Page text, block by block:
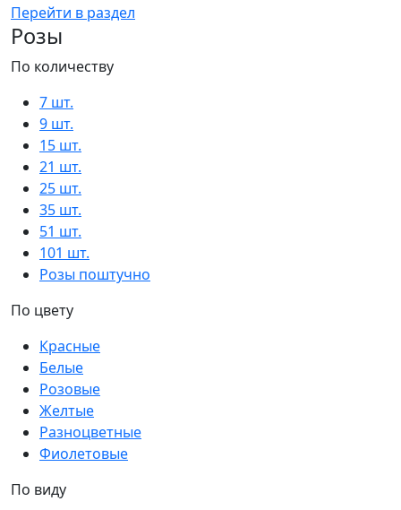
Перейти в раздел
Розы
По количеству
7 шт.
9 шт.
15 шт.
21 шт.
25 шт.
35 шт.
51 шт.
101 шт.
Розы поштучно
По цвету
Красные
Белые
Розовые
Желтые
Разноцветные
Фиолетовые
По виду